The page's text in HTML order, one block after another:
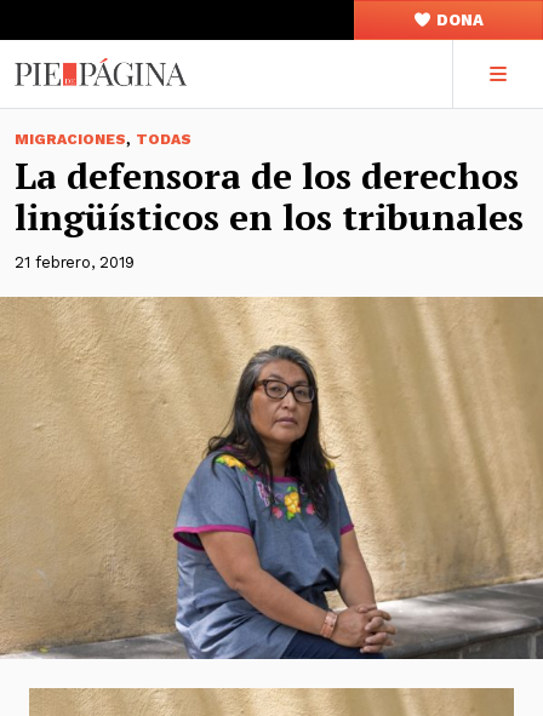
DONA
MIGRACIONES, TODAS
La defensora de los derechos
lingüísticos en los tribunales
21 febrero, 2019